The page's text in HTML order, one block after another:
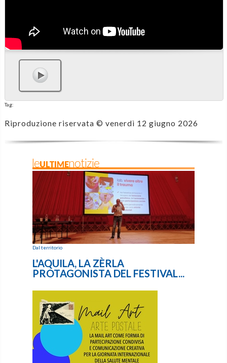
Tag:
Riproduzione riservata © venerdì 12 giugno 2026
leULTIMEnotizie
Dal territorio
L'AQUILA, LA ZÈRLA
PROTAGONISTA DEL FESTIVAL...